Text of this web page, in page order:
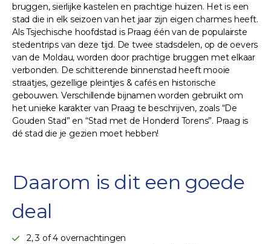
bruggen, sierlijke kastelen en prachtige huizen. Het is een
stad die in elk seizoen van het jaar zijn eigen charmes heeft.
Als Tsjechische hoofdstad is Praag één van de populairste
stedentrips van deze tijd. De twee stadsdelen, op de oevers
van de Moldau, worden door prachtige bruggen met elkaar
verbonden. De schitterende binnenstad heeft mooie
straatjes, gezellige pleintjes & cafés en historische
gebouwen. Verschillende bijnamen worden gebruikt om
het unieke karakter van Praag te beschrijven, zoals “De
Gouden Stad” en “Stad met de Honderd Torens”. Praag is
dé stad die je gezien moet hebben!
Daarom is dit een goede
deal
2, 3 of 4 overnachtingen